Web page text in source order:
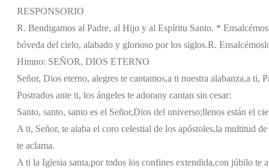
RESPONSORIO
R. Bendigamos al Padre, al Hijo y al Espíritu Santo. *
bóveda del cielo, alabado y glorioso por los siglos.R.
Himno: SEÑOR, DIOS ETERNO
Señor, Dios eterno, alegres te cantamos,a ti nuestra alabanza,a ti,
Postrados ante ti, los ángeles te adorany cantan sin cesar:
Santo, santo, santo es el Señor,Dios del universo;llenos están el
A ti, Señor, te alaba el coro celestial de los apóstoles,la multitud de
te aclama.
A ti la Iglesia santa,por todos los confines extendida,con júbilo te